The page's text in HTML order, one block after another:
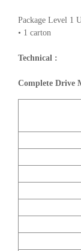
Package Level 1
• 1 carton
Technical :
Complete Drive